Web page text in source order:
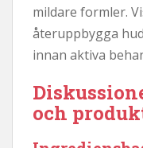
mildare formler.
återuppbygga
innan aktiva
och